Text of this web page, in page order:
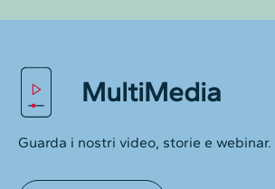
MultiMedia
Guarda i nostri video, storie e webinar.